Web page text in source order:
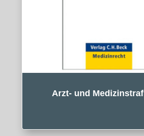
Arzt- und